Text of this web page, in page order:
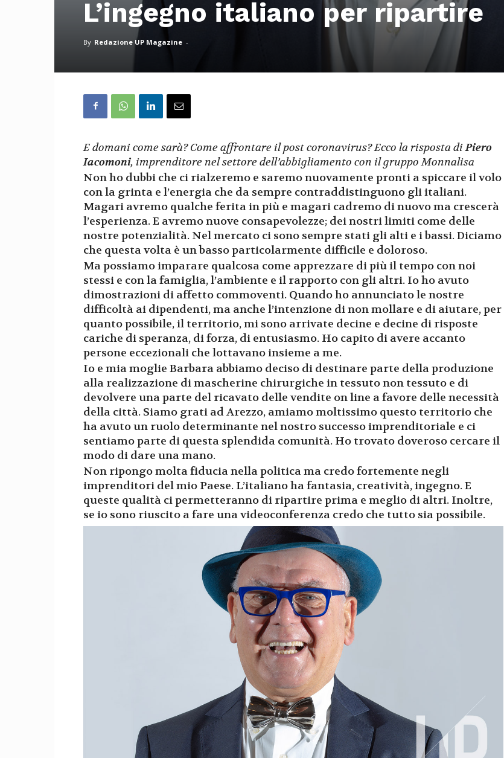
L’ingegno italiano per ripartire
By Redazione UP Magazine -
E domani come sarà? Come affrontare il post coronavirus? Ecco la risposta diPiero
Iacomoni, imprenditore nel settore dell’abbigliamento con il gruppo Monnalisa
Non ho dubbi che ci rialzeremo e saremo nuovamente pronti a spiccare il volo
con la grinta e l’energia che da sempre contraddistinguono gli italiani.
Magari avremo qualche ferita in più e magari cadremo di nuovo ma crescerà
l’esperienza. E avremo nuove consapevolezze; dei nostri limiti come delle
nostre potenzialità. Nel mercato ci sono sempre stati gli alti e i bassi. Diciamo
che questa volta è un basso particolarmente difficile e doloroso.
Ma possiamo imparare qualcosa come apprezzare di più il tempo con noi
stessi e con la famiglia, l’ambiente e il rapporto con gli altri. Io ho avuto
dimostrazioni di affetto commoventi. Quando ho annunciato le nostre
difficoltà ai dipendenti, ma anche l’intenzione di non mollare e di aiutare, per
quanto possibile, il territorio, mi sono arrivate decine e decine di risposte
cariche di speranza, di forza, di entusiasmo. Ho capito di avere accanto
persone eccezionali che lottavano insieme a me.
Io e mia moglie Barbara abbiamo deciso di destinare parte della produzione
alla realizzazione di mascherine chirurgiche in tessuto non tessuto e di
devolvere una parte del ricavato delle vendite on line a favore delle necessità
della città. Siamo grati ad Arezzo, amiamo moltissimo questo territorio che
ha avuto un ruolo determinante nel nostro successo imprenditoriale e ci
sentiamo parte di questa splendida comunità. Ho trovato doveroso cercare il
modo di dare una mano.
Non ripongo molta fiducia nella politica ma credo fortemente negli
imprenditori del mio Paese. L’italiano ha fantasia, creatività, ingegno. E
queste qualità ci permetteranno di ripartire prima e meglio di altri. Inoltre,
se io sono riuscito a fare una videoconferenza credo che tutto sia possibile.